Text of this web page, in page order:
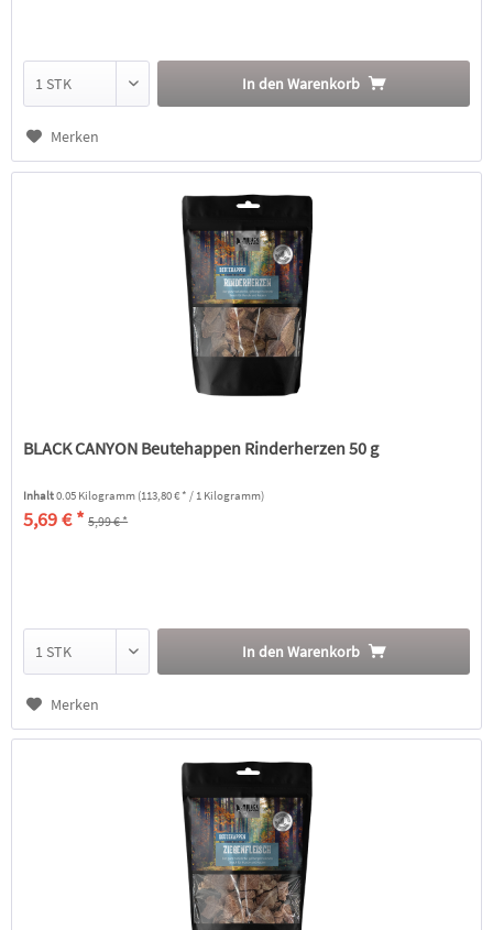
In den Warenkorb
Merken
BLACK CANYON Beutehappen Rinderherzen 50 g
Inhalt0.05 Kilogramm (113,80 € * / 1 Kilogramm)
5,69 € * 5,99 € *
In den Warenkorb
Merken